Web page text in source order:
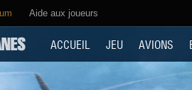
Aide aux joueurs
ACCUEIL JEU AVIONS